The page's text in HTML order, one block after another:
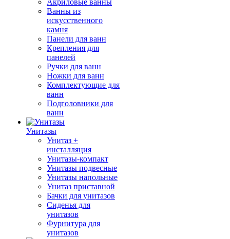
Акриловые ванны
Ванны из
искусственного
камня
Панели для ванн
Крепления для
панелей
Ручки для ванн
Ножки для ванн
Комплектующие для
ванн
Подголовники для
ванн
Унитазы
Унитаз +
инсталляция
Унитазы-компакт
Унитазы подвесные
Унитазы напольные
Унитаз приставной
Бачки для унитазов
Сиденья для
унитазов
Фурнитура для
унитазов